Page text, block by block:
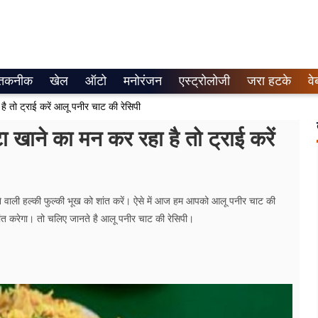
खेल ऑटो मनोरंजन एस्ट्रोलोजी जरा हटके
ट्राई करें आलू पनीर चाट की रेसिपी
का मन कर रहा है तो ट्राई करें
वाली हल्की फुल्की भूख को शांत करें। ऐसे में आज हम आपको आलू पनीर चाट की
करेगा। तो चलिए जानते है आलू पनीर चाट की रेसिपी।